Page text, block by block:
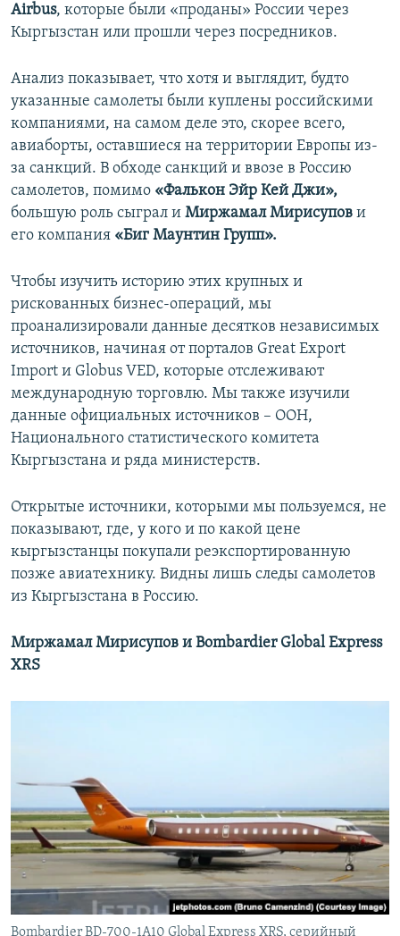
Airbus, которые были «проданы» России через
Кыргызстан или прошли через посредников.
Анализ показывает, что хотя и выглядит, будто
указанные самолеты были куплены российскими
компаниями, на самом деле это, скорее всего,
авиаборты, оставшиеся на территории Европы из-
за санкций. В обходе санкций и ввозе в Россию
самолетов, помимо «Фалькон Эйр Кей Джи»,
большую роль сыграл и Миржамал Мирисупов и
его компания «Биг Маунтин Групп».
Чтобы изучить историю этих крупных и
рискованных бизнес-операций, мы
проанализировали данные десятков независимых
источников, начиная от порталов Great Export
Import и Globus VED, которые отслеживают
международную торговлю. Мы также изучили
данные официальных источников – ООН,
Национального статистического комитета
Кыргызстана и ряда министерств.
Открытые источники, которыми мы пользуемся, не
показывают, где, у кого и по какой цене
кыргызстанцы покупали реэкспортированную
позже авиатехнику. Видны лишь следы самолетов
из Кыргызстана в Россию.
Миржамал Мирисупов и Bombardier Global Express
XRS
Bombardier BD-700-1A10 Global Express XRS, серийный